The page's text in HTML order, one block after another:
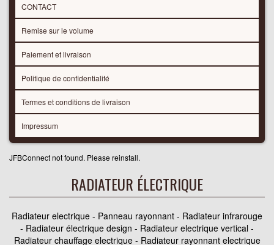
CONTACT
Remise sur le volume
Paiement et livraison
Politique de confidentialité
Termes et conditions de livraison
Impressum
JFBConnect not found. Please reinstall.
RADIATEUR ÉLECTRIQUE
Radiateur electrique - Panneau rayonnant - Radiateur infrarouge
- Radiateur électrique design - Radiateur electrique vertical -
Radiateur chauffage electrique - Radiateur rayonnant electrique